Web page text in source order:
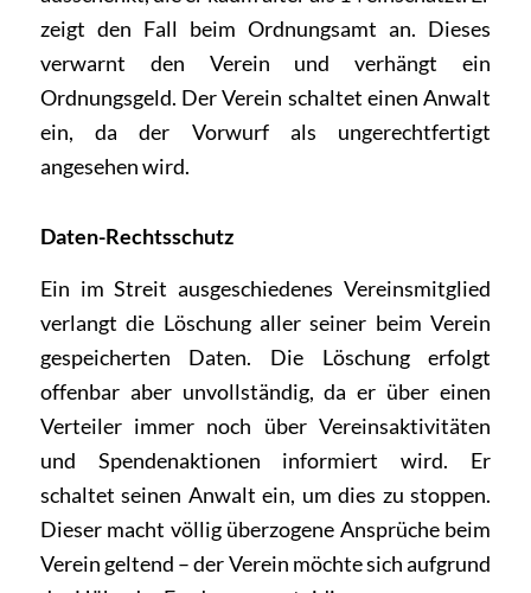
zeigt den Fall beim Ordnungsamt an. Dieses
verwarnt den Verein und verhängt ein
Ordnungsgeld. Der Verein schaltet einen Anwalt
ein, da der Vorwurf als ungerechtfertigt
angesehen wird.
Daten-Rechtsschutz
Ein im Streit ausgeschiedenes Vereinsmitglied
verlangt die Löschung aller seiner beim Verein
gespeicherten Daten. Die Löschung erfolgt
offenbar aber unvollständig, da er über einen
Verteiler immer noch über Vereinsaktivitäten
und Spendenaktionen informiert wird. Er
schaltet seinen Anwalt ein, um dies zu stoppen.
Dieser macht völlig überzogene Ansprüche beim
Verein geltend – der Verein möchte sich aufgrund